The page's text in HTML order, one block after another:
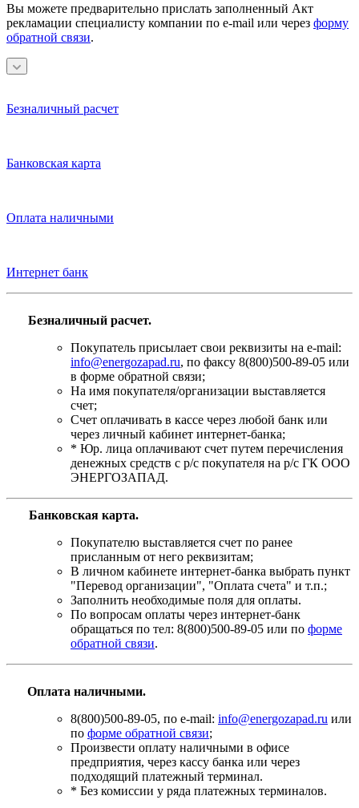
Вы можете предварительно прислать заполненный Акт
рекламации специалисту компании по e-mail или через форму
обратной связи.
Безналичный расчет
Банковская карта
Оплата наличными
Интернет банк
Безналичный расчет.
Покупатель присылает свои реквизиты на e-mail:
info@energozapad.ru, по факсу 8(800)500-89-05 или
в форме обратной связи;
На имя покупателя/организации выставляется
счет;
Счет оплачивать в кассе через любой банк или
через личный кабинет интернет-банка;
* Юр. лица оплачивают счет путем перечисления
денежных средств с р/с покупателя на р/с ГК ООО
ЭНЕРГОЗАПАД.
Банковская карта.
Покупателю выставляется счет по ранее
присланным от него реквизитам;
В личном кабинете интернет-банка выбрать пункт
"Перевод организации", "Оплата счета" и т.п.;
Заполнить необходимые поля для оплаты.
По вопросам оплаты через интернет-банк
обращаться по тел: 8(800)500-89-05 или по форме
обратной связи.
Оплата наличными.
8(800)500-89-05, по e-mail: info@energozapad.ru или
по форме обратной связи;
Произвести оплату наличными в офисе
предприятия, через кассу банка или через
подходящий платежный терминал.
* Без комиссии у ряда платежных терминалов.